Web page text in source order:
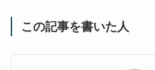
この記事を書いた人